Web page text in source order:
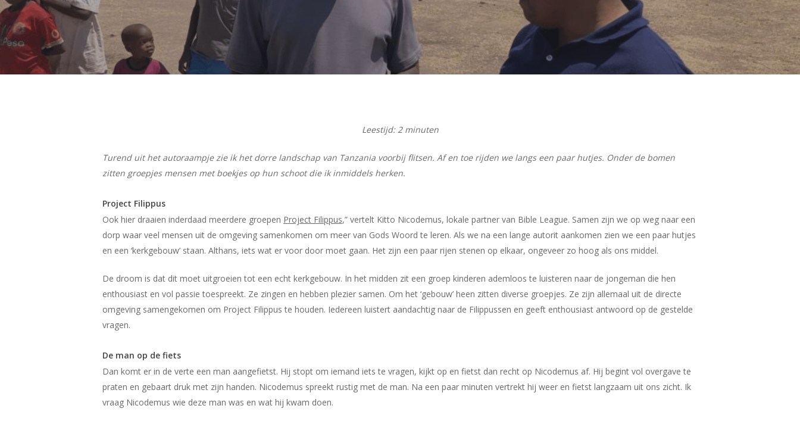
Leestijd: 2 minuten
Turend uit het autoraampje zie ik het dorre landschap van Tanzania voorbij flitsen. Af en toe rijden we langs een paar hutjes. Onder de bomen
zitten groepjes mensen met boekjes op hun schoot die ik inmiddels herken.
Project Filippus
Ook hier draaien inderdaad meerdere groepen Project Filippus,” vertelt Kitto Nicodemus, lokale partner van Bible League. Samen zijn we op weg naar een
dorp waar veel mensen uit de omgeving samenkomen om meer van Gods Woord te leren. Als we na een lange autorit aankomen zien we een paar hutjes
en een ‘kerkgebouw’ staan. Althans, iets wat er voor door moet gaan. Het zijn een paar rijen stenen op elkaar, ongeveer zo hoog als ons middel.
De droom is dat dit moet uitgroeien tot een echt kerkgebouw. In het midden zit een groep kinderen ademloos te luisteren naar de jongeman die hen
enthousiast en vol passie toespreekt. Ze zingen en hebben plezier samen. Om het ‘gebouw’ heen zitten diverse groepjes. Ze zijn allemaal uit de directe
omgeving samengekomen om Project Filippus te houden. Iedereen luistert aandachtig naar de Filippussen en geeft enthousiast antwoord op de gestelde
vragen.
De man op de fiets
Dan komt er in de verte een man aangefietst. Hij stopt om iemand iets te vragen, kijkt op en fietst dan recht op Nicodemus af. Hij begint vol overgave te
praten en gebaart druk met zijn handen. Nicodemus spreekt rustig met de man. Na een paar minuten vertrekt hij weer en fietst langzaam uit ons zicht. Ik
vraag Nicodemus wie deze man was en wat hij kwam doen.